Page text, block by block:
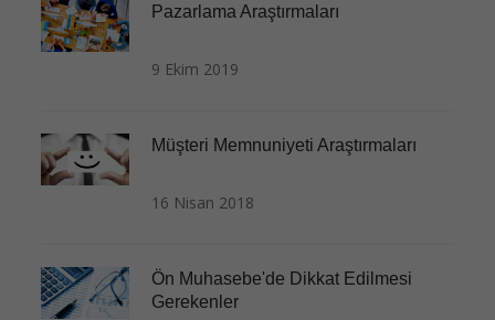
Pazarlama Araştırmaları
9 Ekim 2019
Müşteri Memnuniyeti Araştırmaları
16 Nisan 2018
Ön Muhasebe'de Dikkat Edilmesi
Gerekenler